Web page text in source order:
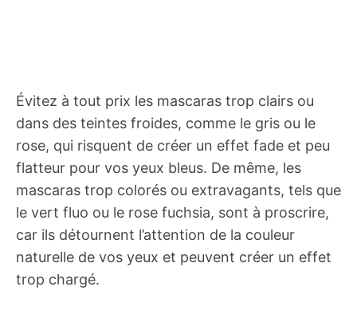
Évitez à tout prix les mascaras trop clairs ou
dans des teintes froides, comme le gris ou le
rose, qui risquent de créer un effet fade et peu
flatteur pour vos yeux bleus. De même, les
mascaras trop colorés ou extravagants, tels que
le vert fluo ou le rose fuchsia, sont à proscrire,
car ils détournent l’attention de la couleur
naturelle de vos yeux et peuvent créer un effet
trop chargé.